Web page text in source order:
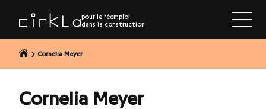
contenu
pour le réemploi
dans la construction
Cornelia Meyer
Cornelia Meyer